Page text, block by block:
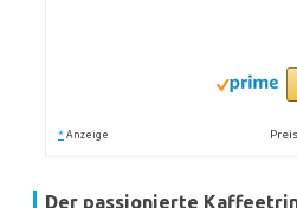
* Anzeige
Der passionierte